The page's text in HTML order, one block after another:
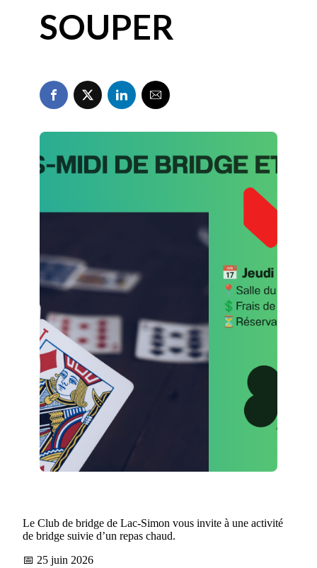
SOUPER
Le Club de bridge de Lac-Simon vous invite à une activité
de bridge suivie d’un repas chaud.
📅 25 juin 2026